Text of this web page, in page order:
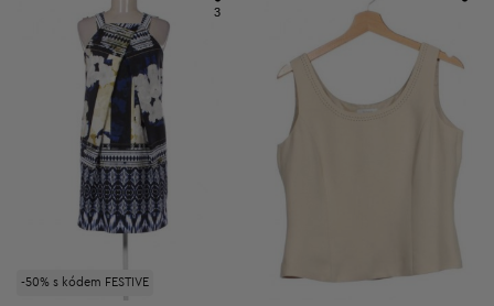
-50% s kódem FESTIVE
3